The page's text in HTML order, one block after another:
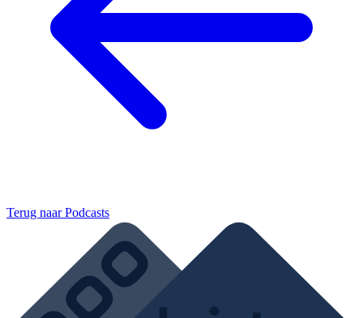
Terug naarPodcasts